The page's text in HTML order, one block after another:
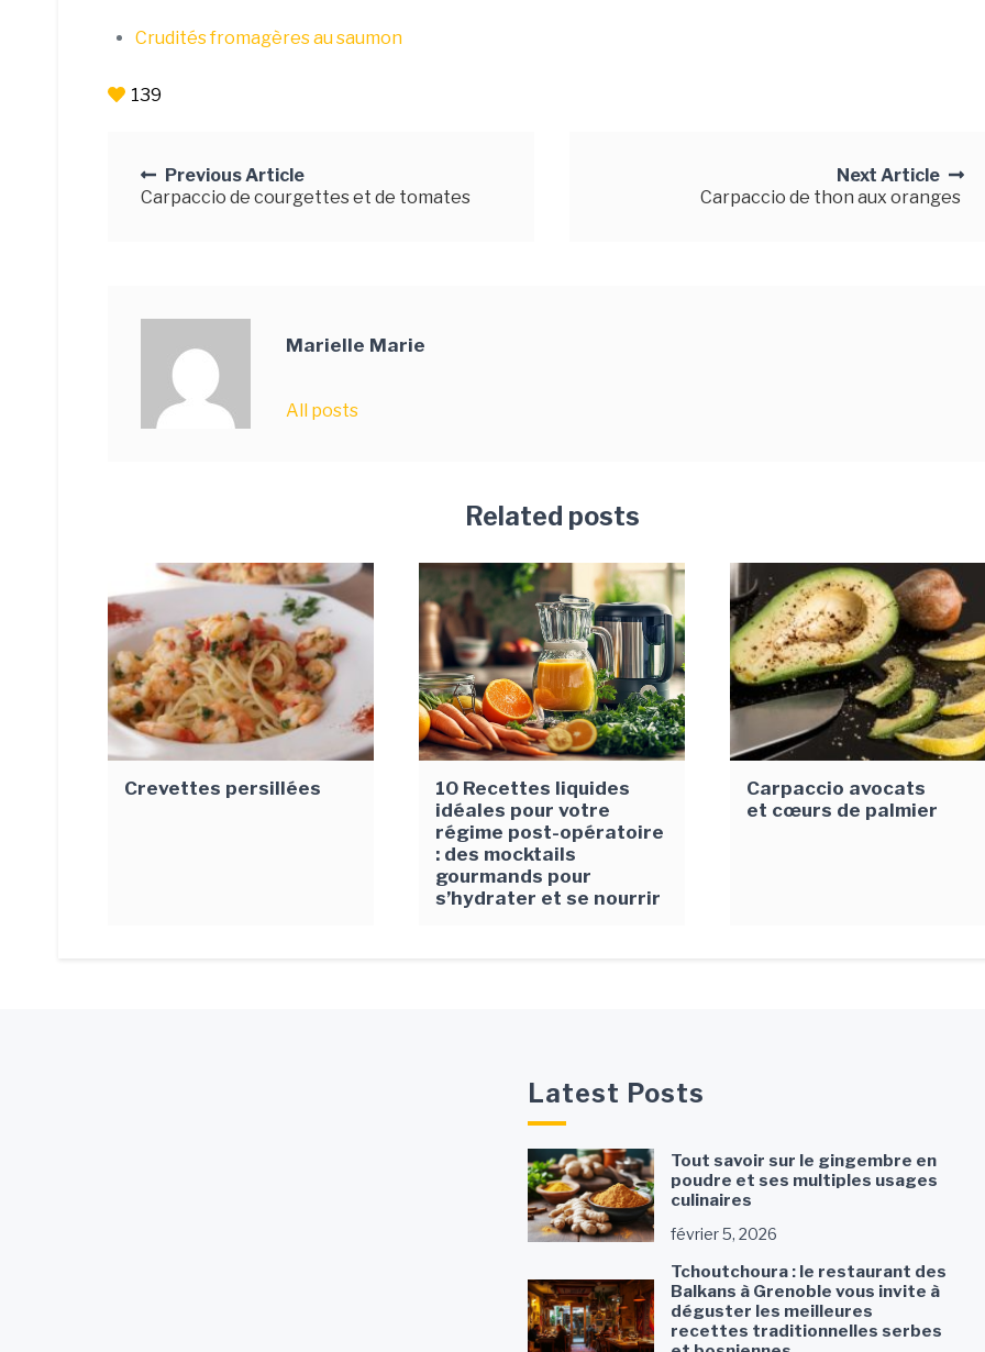
Crudités fromagères au saumon
139
Posts
navigation
Previous Article
Carpaccio de courgettes et de tomates
Next Article
Carpaccio de thon aux oranges
Marielle Marie
All posts
Related posts
Crevettes persillées
10 Recettes liquides
idéales pour votre
régime post-opératoire
: des mocktails
gourmands pour
s’hydrater et se nourrir
Carpaccio avocats
et cœurs de palmier
Latest Posts
Tout savoir sur le gingembre en
poudre et ses multiples usages
culinaires
février 5, 2026
Tchoutchoura : le restaurant des
Balkans à Grenoble vous invite à
déguster les meilleures
recettes traditionnelles serbes